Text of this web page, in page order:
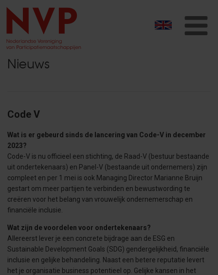
Nieuws
Code V
Wat is er gebeurd sinds de lancering van Code-V in december
2023?
Code-V is nu officieel een stichting, de Raad-V (bestuur bestaande
uit ondertekenaars) en Panel-V (bestaande uit ondernemers) zijn
compleet en per 1 mei is ook Managing Director Marianne Bruijn
gestart om meer partijen te verbinden en bewustwording te
creëren voor het belang van vrouwelijk ondernemerschap en
financiële inclusie.
Wat zijn de voordelen voor ondertekenaars?
Allereerst lever je een concrete bijdrage aan de ESG en
Sustainable Development Goals (SDG) gendergelijkheid, financiële
inclusie en gelijke behandeling. Naast een betere reputatie levert
het je organisatie business potentieel op. Gelijke kansen in het